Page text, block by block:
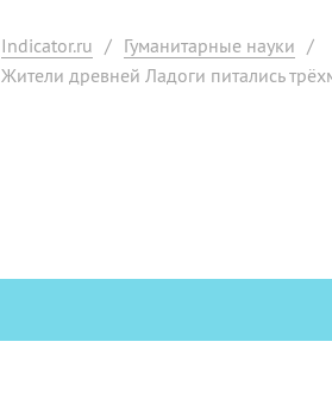
Indicator.ru / Гуманитарные науки /
Жители древней Ладоги питались